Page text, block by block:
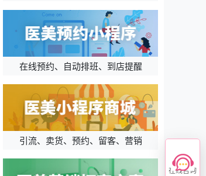
在线预约、自动排班、到店提醒
引流、卖货、预约、留客、营销
在线咨询